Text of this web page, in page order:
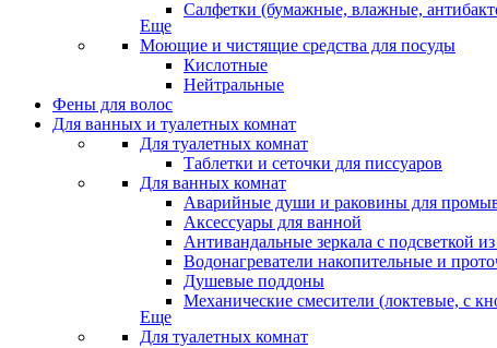
Салфетки (бумажные, влажные,
Еще
Моющие и чистящие средства для посуды
Кислотные
Нейтральные
Фены для волос
Для ванных и туалетных комнат
Для туалетных комнат
Таблетки и сеточки для писсуаров
Для ванных комнат
Аварийные души и раковины для
Аксессуары для ванной
Антивандальные зеркала с подсветкой
Водонагреватели накопительные и
Душевые поддоны
Механические смесители (локтевые, с
Еще
Для туалетных комнат